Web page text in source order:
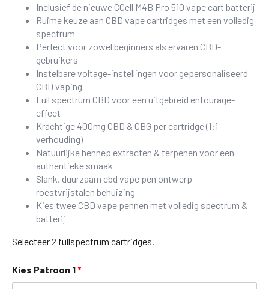
Inclusief de nieuwe CCell M4B Pro 510 vape cart batterij
Ruime keuze aan CBD vape cartridges met een volledig
spectrum
Perfect voor zowel beginners als ervaren CBD-
gebruikers
Instelbare voltage-instellingen voor gepersonaliseerd
CBD vaping
Full spectrum CBD voor een uitgebreid entourage-
effect
Krachtige 400mg CBD & CBG per cartridge (1:1
verhouding)
Natuurlijke hennep extracten & terpenen voor een
authentieke smaak
Slank, duurzaam cbd vape pen ontwerp -
roestvrijstalen behuizing
Kies twee CBD vape pennen met volledig spectrum &
batterij
Selecteer 2 fullspectrum cartridges.
Kies Patroon 1